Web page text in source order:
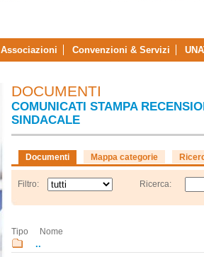
Associazioni Convenzioni & Servizi
DOCUMENTI
COMUNICATI STAMPA
SINDACALE
Documenti Mappa categorie
Filtro: Ricerca:
Tipo Nome
..